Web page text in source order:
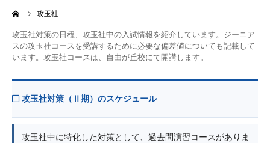
攻玉社
攻玉社対策の日程、攻玉社中の入試情報を紹介しています。ジーニア
スの攻玉社コースを受講するために必要な偏差値についても記載して
います。攻玉社コースは、自由が丘校にて開講します。
攻玉社対策（Ⅱ期）のスケジュール
攻玉社中に特化した対策として、過去問演習コースがありま
模試
動画
教材
お問い合わせ